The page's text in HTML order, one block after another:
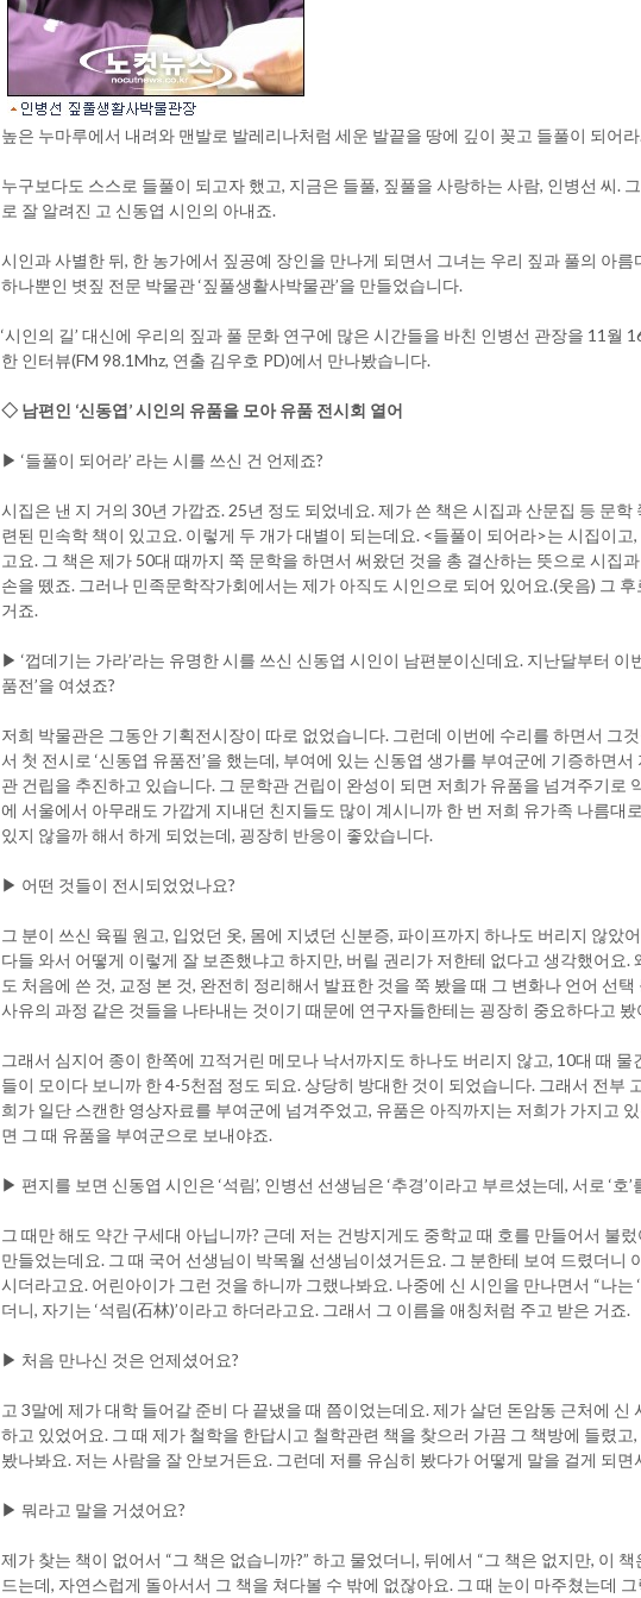
높은 누마루에서 내려와 맨발로 발레리나처럼 세운 발끝을 땅에 깊이 꽂고 들풀이 되어
누구보다도 스스로 들풀이 되고자 했고, 지금은 들풀, 짚풀을 사랑하는 사람, 인병선 씨. 그
로 잘 알려진 고 신동엽 시인의 아내죠.
시인과 사별한 뒤, 한 농가에서 짚공예 장인을 만나게 되면서 그녀는 우리 짚과 풀의 아름
하나뿐인 볏짚 전문 박물관 ‘짚풀생활사박물관’을 만들었습니다.
‘시인의 길’ 대신에 우리의 짚과 풀 문화 연구에 많은 시간들을 바친 인병선 관장을 11월
한 인터뷰(FM 98.1Mhz, 연출 김우호 PD)에서 만나봤습니다.
◇ 남편인 ‘신동엽’ 시인의 유품을 모아 유품 전시회 열어
▶ ‘들풀이 되어라’ 라는 시를 쓰신 건 언제죠?
시집은 낸 지 거의 30년 가깝죠. 25년 정도 되었네요. 제가 쓴 책은 시집과 산문집 등 문학
련된 민속학 책이 있고요. 이렇게 두 개가 대별이 되는데요. <들풀이 되어라>는 시집이
고요. 그 책은 제가 50대 때까지 쭉 문학을 하면서 써왔던 것을 총 결산하는 뜻으로 시집
손을 뗐죠. 그러나 민족문학작가회에서는 제가 아직도 시인으로 되어 있어요.(웃음) 그
거죠.
▶ ‘껍데기는 가라’라는 유명한 시를 쓰신 신동엽 시인이 남편분이신데요. 지난달부터 이
품전’을 여셨죠?
저희 박물관은 그동안 기획전시장이 따로 없었습니다. 그런데 이번에 수리를 하면서 그
서 첫 전시로 ‘신동엽 유품전’을 했는데, 부여에 있는 신동엽 생가를 부여군에 기증하면
관 건립을 추진하고 있습니다. 그 문학관 건립이 완성이 되면 저희가 유품을 넘겨주기로
에 서울에서 아무래도 가깝게 지내던 친지들도 많이 계시니까 한 번 저희 유가족 나름대
있지 않을까 해서 하게 되었는데, 굉장히 반응이 좋았습니다.
▶ 어떤 것들이 전시되었었나요?
그 분이 쓰신 육필 원고, 입었던 옷, 몸에 지녔던 신분증, 파이프까지 하나도 버리지 않았
다들 와서 어떻게 이렇게 잘 보존했냐고 하지만, 버릴 권리가 저한테 없다고 생각했어요.
도 처음에 쓴 것, 교정 본 것, 완전히 정리해서 발표한 것을 쭉 봤을 때 그 변화나 언어 선
사유의 과정 같은 것들을 나타내는 것이기 때문에 연구자들한테는 굉장히 중요하다고 봤
그래서 심지어 종이 한쪽에 끄적거린 메모나 낙서까지도 하나도 버리지 않고, 10대 때 물
들이 모이다 보니까 한 4-5천점 정도 되요. 상당히 방대한 것이 되었습니다. 그래서 전부
희가 일단 스캔한 영상자료를 부여군에 넘겨주었고, 유품은 아직까지는 저희가 가지고
면 그 때 유품을 부여군으로 보내야죠.
▶ 편지를 보면 신동엽 시인은 ‘석림’, 인병선 선생님은 ‘추경’이라고 부르셨는데, 서로 ‘호
그 때만 해도 약간 구세대 아닙니까? 근데 저는 건방지게도 중학교 때 호를 만들어서 불
만들었는데요. 그 때 국어 선생님이 박목월 선생님이셨거든요. 그 분한테 보여 드렸더니
시더라고요. 어린아이가 그런 것을 하니까 그랬나봐요. 나중에 신 시인을 만나면서 “나는
더니, 자기는 ‘석림(石林)’이라고 하더라고요. 그래서 그 이름을 애칭처럼 주고 받은 거죠.
▶ 처음 만나신 것은 언제셨어요?
고 3말에 제가 대학 들어갈 준비 다 끝냈을 때 쯤이었는데요. 제가 살던 돈암동 근처에 신
하고 있었어요. 그 때 제가 철학을 한답시고 철학관련 책을 찾으러 가끔 그 책방에 들렸고
봤나봐요. 저는 사람을 잘 안보거든요. 그런데 저를 유심히 봤다가 어떻게 말을 걸게 되면
▶ 뭐라고 말을 거셨어요?
제가 찾는 책이 없어서 “그 책은 없습니까?” 하고 물었더니, 뒤에서 “그 책은 없지만, 이 책
드는데, 자연스럽게 돌아서서 그 책을 쳐다볼 수 밖에 없잖아요. 그 때 눈이 마주쳤는데